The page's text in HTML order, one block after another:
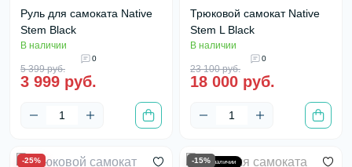
Руль для самоката Native
Stem Black
В наличии
0
5 399 руб.
3 999 руб.
Трюковой самокат Native
Stem L Black
В наличии
0
23 100 руб.
18 000 руб.
-25% -15%
Нет в наличии